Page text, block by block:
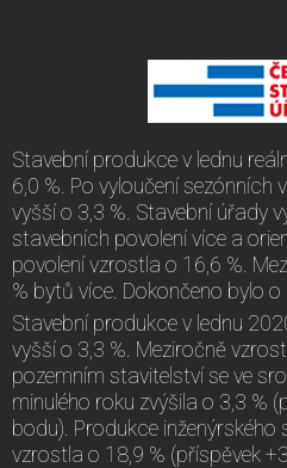
Stavební produkce v lednu
6,0 %. Po vyloučení sezónních
vyšší o 3,3 %. Stavební úřady
stavebních povolení více a
povolení vzrostla o 16,6 %.
% bytů více. Dokončeno bylo o
Stavební produkce v lednu
vyšší o 3,3 %. Meziročně
pozemním stavitelství se ve
minulého roku zvýšila o 3,3 %
bodu). Produkce
vzrostla o 18,9 % (příspěvek